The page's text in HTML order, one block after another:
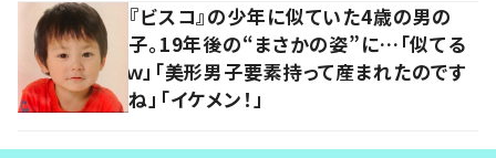
『ビスコ』の少年に似ていた4歳の男の
子。19年後の“まさかの姿”に…「似てる
ｗ」「美形男子要素持って産まれたのです
ね」「イケメン！」